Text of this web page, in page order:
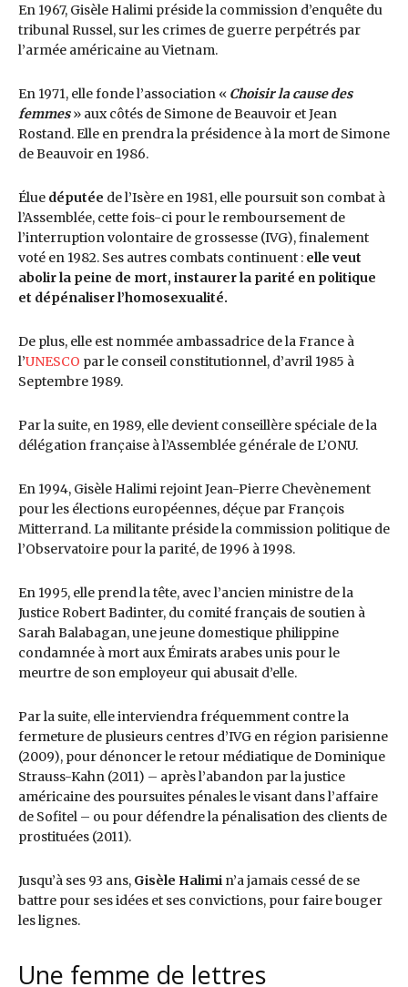
En 1967, Gisèle Halimi préside la commission d’enquête du
tribunal Russel, sur les crimes de guerre perpétrés par
l’armée américaine au Vietnam.
En 1971, elle fonde l’association « Choisir la cause des
femmes» aux côtés de Simone de Beauvoir et Jean
Rostand. Elle en prendra la présidence à la mort de Simone
de Beauvoir en 1986.
Élue députée de l’Isère en 1981, elle poursuit son combat à
l’Assemblée, cette fois-ci pour le remboursement de
l’interruption volontaire de grossesse (IVG), finalement
voté en 1982. Ses autres combats continuent : elle veut
abolir la peine de mort, instaurer la parité en politique
et dépénaliser l’homosexualité.
De plus, elle est nommée ambassadrice de la France à
l’UNESCO par le conseil constitutionnel, d’avril 1985 à
Septembre 1989.
Par la suite, en 1989, elle devient conseillère spéciale de la
délégation française à l’Assemblée générale de L’ONU.
En 1994, Gisèle Halimi rejoint Jean-Pierre Chevènement
pour les élections européennes, déçue par François
Mitterrand. La militante préside la commission politique de
l’Observatoire pour la parité, de 1996 à 1998.
En 1995, elle prend la tête, avec l’ancien ministre de la
Justice Robert Badinter, du comité français de soutien à
Sarah Balabagan, une jeune domestique philippine
condamnée à mort aux Émirats arabes unis pour le
meurtre de son employeur qui abusait d’elle.
Par la suite, elle interviendra fréquemment contre la
fermeture de plusieurs centres d’IVG en région parisienne
(2009), pour dénoncer le retour médiatique de Dominique
Strauss-Kahn (2011) – après l’abandon par la justice
américaine des poursuites pénales le visant dans l’affaire
de Sofitel – ou pour défendre la pénalisation des clients de
prostituées (2011).
Jusqu’à ses 93 ans, Gisèle Halimi n’a jamais cessé de se
battre pour ses idées et ses convictions, pour faire bouger
les lignes.
Une femme de lettres